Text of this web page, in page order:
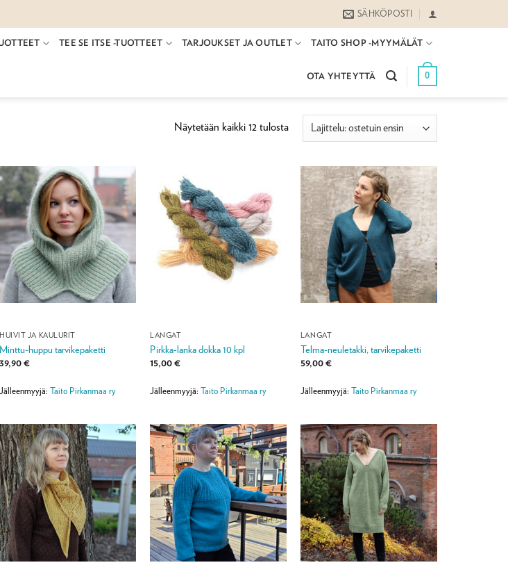
SÄHKÖPOSTI
TEE SE ITSE -TUOTTEET TARJOUKSET JA OUTLET TAITO SHOP -MYYMÄLÄT
OTA YHTEYTTÄ 0
Näytetään kaikki 12 tulostaSuosituimmat
ensin
HUIVIT JA KAULURIT
Minttu-huppu tarvikepaketti
39,90€
Jälleenmyyjä:Taito Pirkanmaa ry
LANGAT
Pirkka-lanka dokka 10 kpl
15,00€
Jälleenmyyjä:Taito Pirkanmaa ry
LANGAT
Telma-neuletakki, tarvikepaketti
59,00€
Jälleenmyyjä: Taito Pirkanmaa ry